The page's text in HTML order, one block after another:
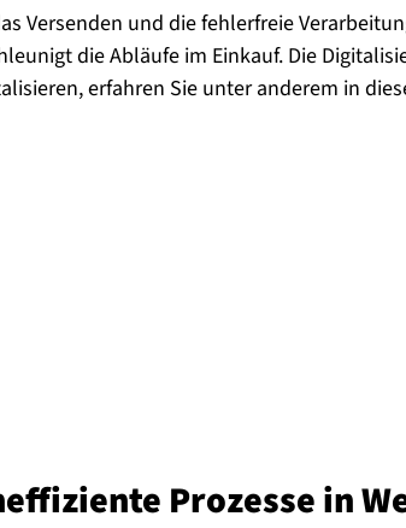
Versenden und die fehlerfreie
die Abläufe im Einkauf. Die
erfahren Sie unter anderem in
Prozesse in